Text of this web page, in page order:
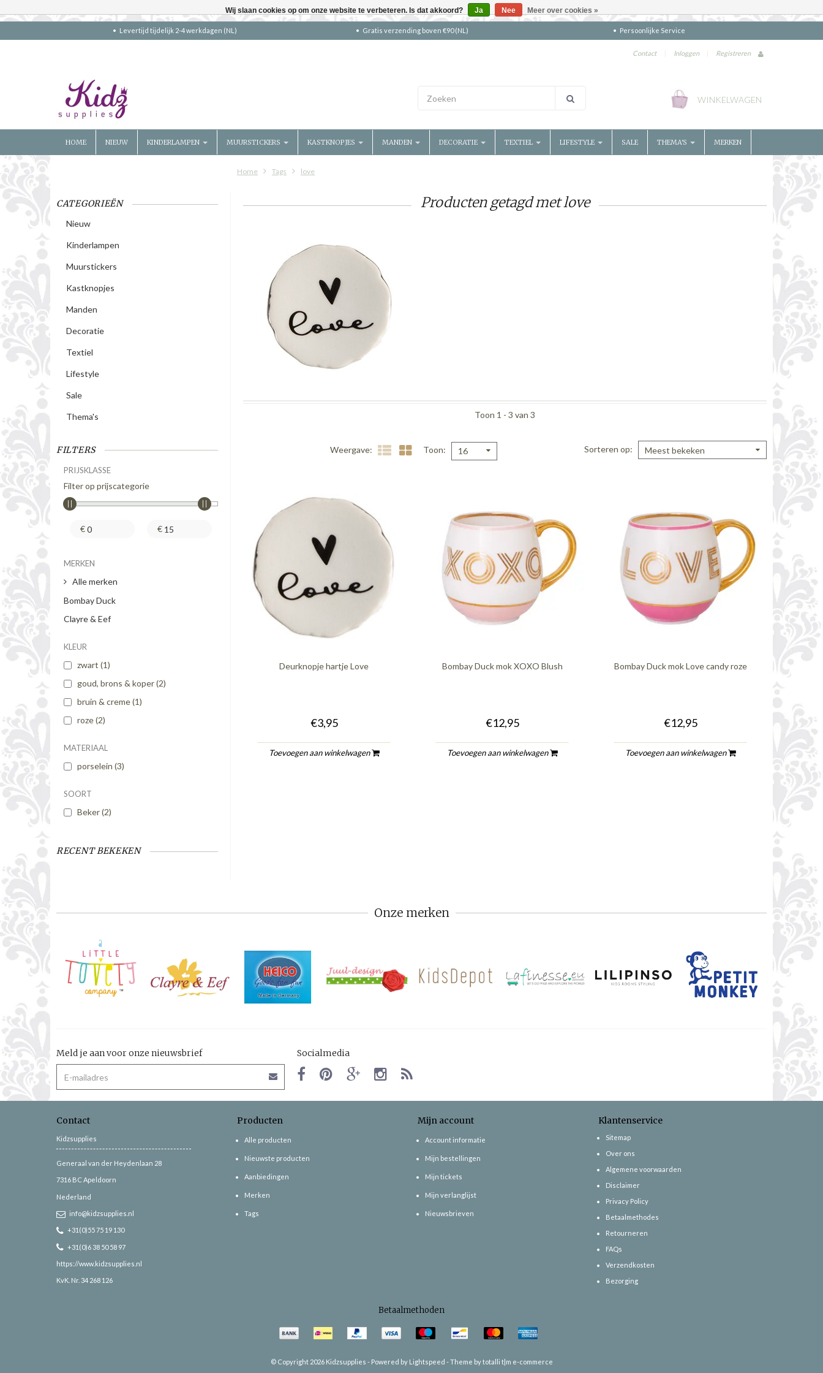
Levertijd tijdelijk 2-4 werkdagen (NL) Gratis verzending boven €90 (NL) Persoonlijke Service
Contact | Inloggen | Registreren
WINKELWAGEN
HOME NIEUW KINDERLAMPEN MUURSTICKERS KASTKNOPJES MANDEN DECORATIE TEXTIEL LIFESTYLE SALE THEMA'S MERKEN
Home Tags love
CATEGORIEËN
Nieuw
Kinderlampen
Muurstickers
Kastknopjes
Manden
Decoratie
Textiel
Lifestyle
Sale
Thema's
FILTERS
PRIJSKLASSE
Filter op prijscategorie
€ €
MERKEN
Alle merken
Bombay Duck
Clayre & Eef
KLEUR
zwart (1)
goud, brons & koper(2)
bruin & creme(1)
roze(2)
MATERIAAL
porselein (3)
SOORT
Beker(2)
RECENT BEKEKEN
Producten getagd met love
Toon 1 - 3 van 3
Weergave Toon 16 Sorteren op Meest bekeken
Deurknopje hartje Love
€3,95
Toevoegen aan winkelwagen
Bombay Duck mok XOXO Blush
€12,95
Toevoegen aan winkelwagen
Bombay Duck mok Love candy roze
€12,95
Toevoegen aan winkelwagen
Onze merken
Meld je aan voor onze nieuwsbrief Socialmedia
Contact
Kidzsupplies
Generaal van der Heydenlaan 28
7316 BC Apeldoorn
Nederland
info@kidzsupplies.nl
+31(0)55 75 19 130
+31(0)6 38 50 58 97
https://www.kidzsupplies.nl
KvK. Nr. 34 268 126
Producten
Alle producten
Nieuwste producten
Aanbiedingen
Merken
Tags
Mijn account
Account informatie
Mijn bestellingen
Mijn tickets
Mijn verlanglijst
Nieuwsbrieven
Klantenservice
Sitemap
Over ons
Algemene voorwaarden
Disclaimer
Privacy Policy
Betaalmethodes
Retourneren
FAQs
Verzendkosten
Bezorging
Betaalmethoden
© Copyright 2026 Kidzsupplies - Powered by Lightspeed -Theme by totalli t|m e-commerce
Wij slaan cookies op om onze website te verbeteren. Is dat akkoord? Ja Nee Meer over cookies »